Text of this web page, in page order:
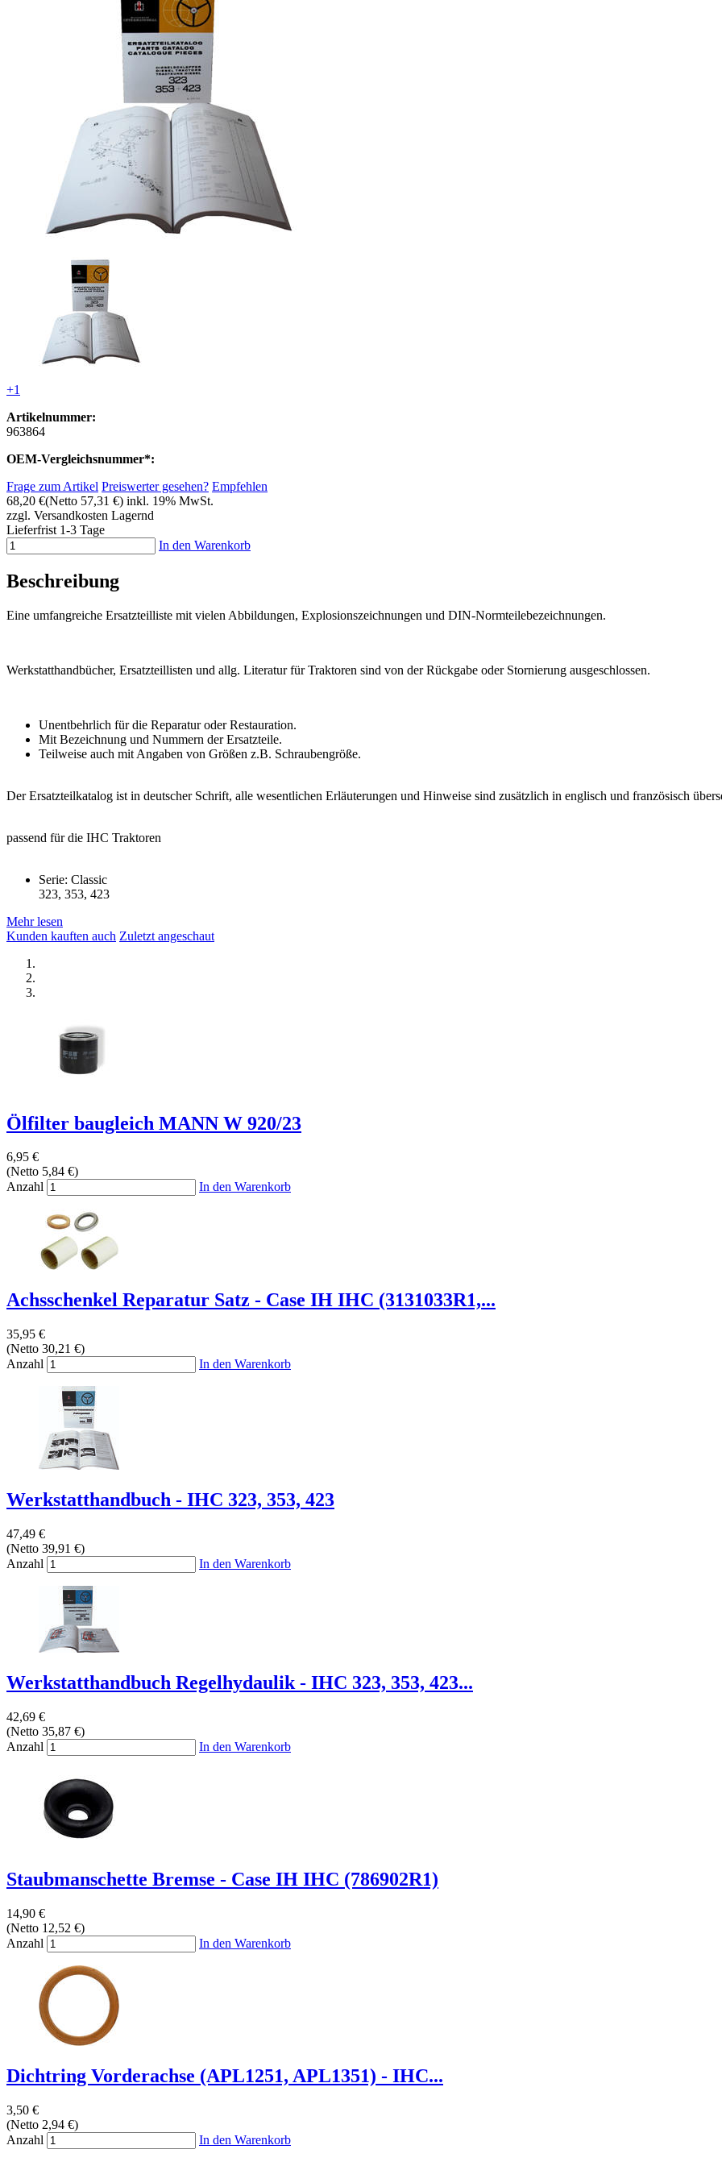
+1
Artikelnummer:
963864
OEM-Vergleichsnummer*:
Frage zum Artikel Preiswerter gesehen? Empfehlen
68,20 €(Netto 57,31 €) inkl. 19% MwSt.
zzgl. Versandkosten Lagernd
Lieferfrist 1-3 Tage
In den Warenkorb
Beschreibung
Eine umfangreiche Ersatzteilliste mit vielen Abbildungen, Explosionszeichnungen und DIN-Normteilebezeichnungen.
Werkstatthandbücher, Ersatzteillisten und allg. Literatur für Traktoren sind von der Rückgabe oder Stornierung ausgeschlossen.
Unentbehrlich für die Reparatur oder Restauration.
Mit Bezeichnung und Nummern der Ersatzteile.
Teilweise auch mit Angaben von Größen z.B. Schraubengröße.
Der Ersatzteilkatalog ist in deutscher Schrift, alle wesentlichen Erläuterungen und Hinweise sind zusätzlich in englisch und französisch
passend für die IHC Traktoren
Serie: Classic
323, 353, 423
Mehr lesen
Kunden kauften auch Zuletzt angeschaut
Ölfilter baugleich MANN W 920/23
6,95 €
(Netto 5,84 €)
Anzahl
In den Warenkorb
Achsschenkel Reparatur Satz - Case IH IHC (3131033R1,...
35,95 €
(Netto 30,21 €)
Anzahl
In den Warenkorb
Werkstatthandbuch - IHC 323, 353, 423
47,49 €
(Netto 39,91 €)
Anzahl
In den Warenkorb
Werkstatthandbuch Regelhydaulik - IHC 323, 353, 423...
42,69 €
(Netto 35,87 €)
Anzahl
In den Warenkorb
Staubmanschette Bremse - Case IH IHC (786902R1)
14,90 €
(Netto 12,52 €)
Anzahl
In den Warenkorb
Dichtring Vorderachse (APL1251, APL1351) - IHC...
3,50 €
(Netto 2,94 €)
Anzahl
In den Warenkorb